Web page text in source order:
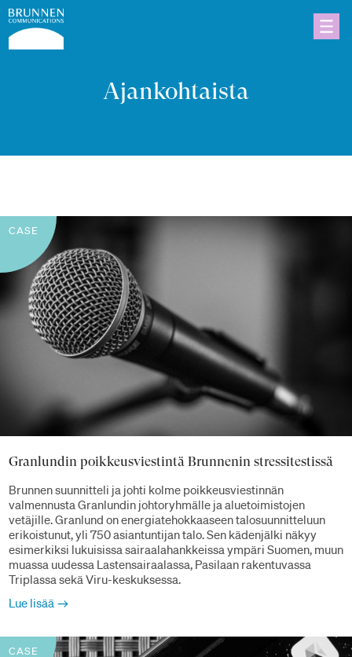
Ajankohtaista
Granlundin poikkeusviestintä Brunnenin stressitestissä
Brunnen suunnitteli ja johti kolme poikkeusviestinnän
valmennusta Granlundin johtoryhmälle ja aluetoimistojen
vetäjille. Granlund on energiatehokkaaseen talosuunnitteluun
erikoistunut, yli 750 asiantuntijan talo. Sen kädenjälki näkyy
esimerkiksi lukuisissa sairaalahankkeissa ympäri Suomen, muun
muassa uudessa Lastensairaalassa, Pasilaan rakentuvassa
Triplassa sekä Viru-keskuksessa.
Lue lisää
CASE
CASE